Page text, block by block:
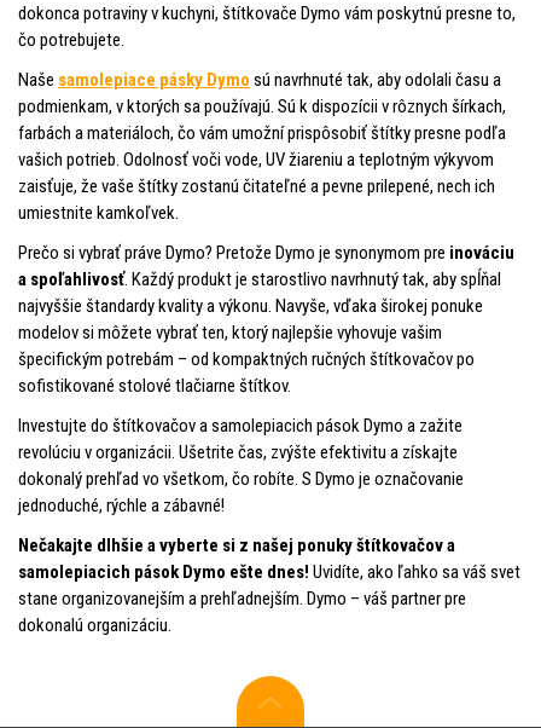
dokonca potraviny v kuchyni, štítkovače Dymo vám poskytnú presne to,
čo potrebujete.
Naše samolepiace pásky Dymo sú navrhnuté tak, aby odolali času a
podmienkam, v ktorých sa používajú. Sú k dispozícii v rôznych šírkach,
farbách a materiáloch, čo vám umožní prispôsobiť štítky presne podľa
vašich potrieb. Odolnosť voči vode, UV žiareniu a teplotným výkyvom
zaisťuje, že vaše štítky zostanú čitateľné a pevne prilepené, nech ich
umiestnite kamkoľvek.
Prečo si vybrať práve Dymo? Pretože Dymo je synonymom pre inováciu
a spoľahlivosť. Každý produkt je starostlivo navrhnutý tak, aby spĺňal
najvyššie štandardy kvality a výkonu. Navyše, vďaka širokej ponuke
modelov si môžete vybrať ten, ktorý najlepšie vyhovuje vašim
špecifickým potrebám – od kompaktných ručných štítkovačov po
sofistikované stolové tlačiarne štítkov.
Investujte do štítkovačov a samolepiacich pások Dymo a zažite
revolúciu v organizácii. Ušetrite čas, zvýšte efektivitu a získajte
dokonalý prehľad vo všetkom, čo robíte. S Dymo je označovanie
jednoduché, rýchle a zábavné!
Nečakajte dlhšie a vyberte si z našej ponuky štítkovačov a
samolepiacich pások Dymo ešte dnes! Uvidíte, ako ľahko sa váš svet
stane organizovanejším a prehľadnejším. Dymo – váš partner pre
dokonalú organizáciu.